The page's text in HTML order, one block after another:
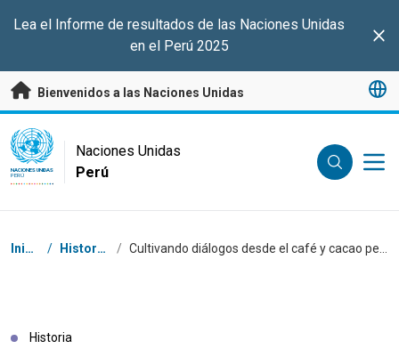
Lea el Informe de resultados de las Naciones Unidas
en el Perú 2025
Bienvenidos a las Naciones Unidas
UN Logo
NACIONES UNIDAS
PERÚ
Naciones Unidas
Perú
Coordenadas dentro de la ruta de navegación
Inicio / Historias /
Historia